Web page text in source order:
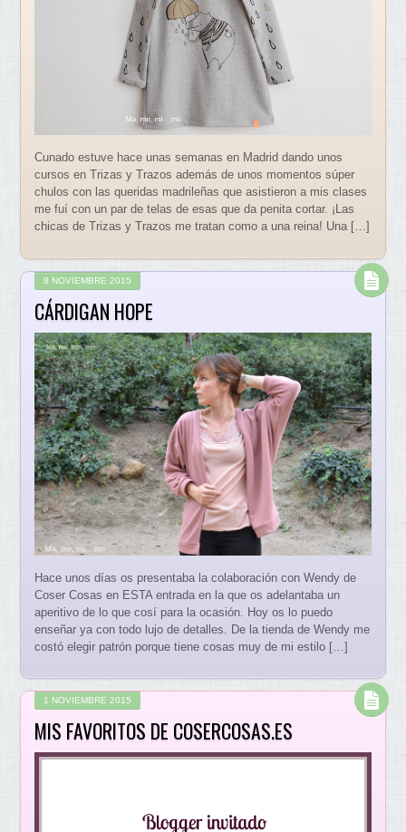
Cunado estuve hace unas semanas en Madrid dando unos
cursos en Trizas y Trazos además de unos momentos súper
chulos con las queridas madrileñas que asistieron a mis clases
me fuí con un par de telas de esas que da penita cortar. ¡Las
chicas de Trizas y Trazos me tratan como a una reina! Una […]
8 NOVIEMBRE 2015
CÁRDIGAN HOPE
Hace unos días os presentaba la colaboración con Wendy de
Coser Cosas en ESTA entrada en la que os adelantaba un
aperitivo de lo que cosí para la ocasión. Hoy os lo puedo
enseñar ya con todo lujo de detalles. De la tienda de Wendy me
costó elegir patrón porque tiene cosas muy de mi estilo […]
1 NOVIEMBRE 2015
MIS FAVORITOS DE COSERCOSAS.ES